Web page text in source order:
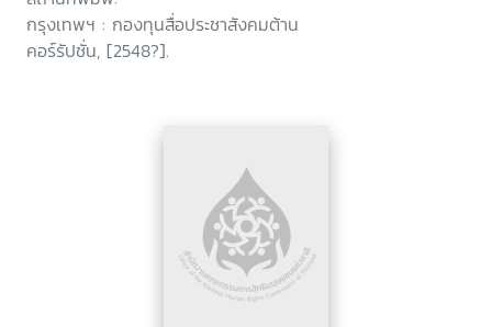
กรุงเทพฯ : กองทุนสื่อประชาสังคมต้าน
คอร์รัปชั่น, [2548?].